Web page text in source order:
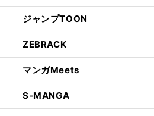
ジャンプTOON
ZEBRACK
マンガMeets
S-MANGA